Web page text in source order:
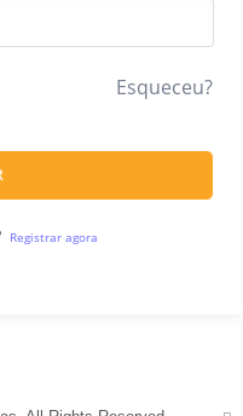
Esqueceu?
Registrar agora